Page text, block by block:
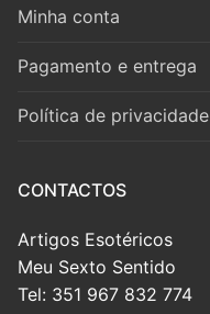
Minha conta
Pagamento e entrega
Política de privacidade
CONTACTOS
Artigos Esotéricos
Meu Sexto Sentido
Tel: 351 967 832 774